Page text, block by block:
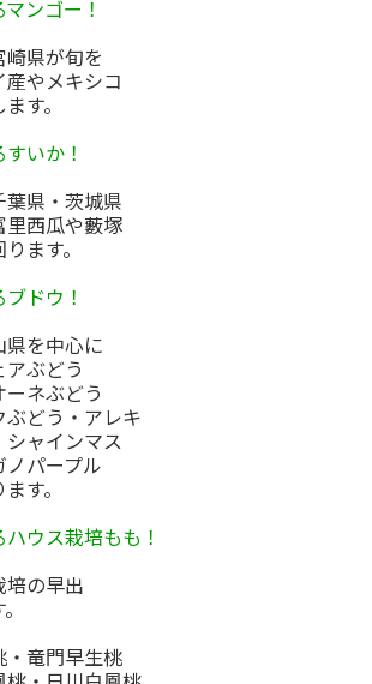
ンゴー！
県が旬を
やメキシコ
す。
いか！
葉県・茨城県
里西瓜や藪塚
ます。
ドウ！
を中心に
ぶどう
ーネぶどう
ぶどう・アレキ
ャインマス
パープル
す。
ウス栽培もも！
の早出
・竜門早生桃